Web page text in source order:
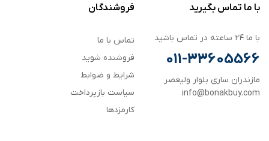
با ما تماس بگیرید
با ما ۲۴ ساعته در تماس باشید
011-33605566
مازندران ساری بلوار ولیعصر
info@bonakbuy.com
فروشندگان
تماس با ما
فروشنده شوید
شرایط و ضوابط
سیاست بازپرداخت
کارمزدها